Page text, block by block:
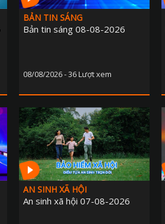
BẢN TIN SÁNG
Bản tin sáng 08-08-2026
08/08/2026 - 36 Lượt xem
AN SINH XÃ HỘI
An sinh xã hội 07-08-2026